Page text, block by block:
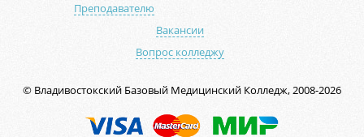
Преподавателю
Вакансии
Вопрос колледжу
© Владивостокский Базовый Медицинский Колледж, 2008-2026